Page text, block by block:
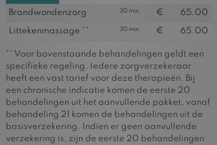
Brandwondenzorg 30 min € 65.00
Littekenmassage ** 30 min € 65.00
** Voor bovenstaande behandelingen geldt een
specifieke regeling. Iedere zorgverzekeraar
heeft een vast tarief voor deze therapieën. Bij
een chronische indicatie komen de eerste 20
behandelingen uit het aanvullende pakket, vanaf
behandeling 21 komen de behandelingen uit de
basisverzekering. Indien er geen aanvullende
verzekering is, zijn de eerste 20 behandelingen